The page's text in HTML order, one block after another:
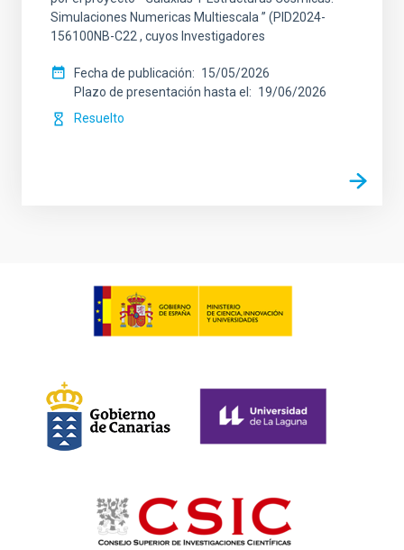
Simulaciones Numericas Multiescala ” (PID2024-
156100NB-C22 , cuyos Investigadores
Fecha de publicación
15/05/2026
Plazo de presentación hasta el
19/06/2026
Resuelto